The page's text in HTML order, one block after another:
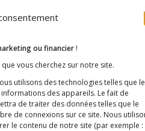
ou financier !
vous cherchez sur notre site.
utilisons des technologies telles que
des appareils. Le fait de
de traiter des données telles que le
de connexions sur ce site. Nous
le contenu de notre site (par exemple :
de presse (sélection)